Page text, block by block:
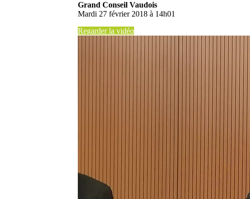
Grand Conseil Vaudois
Mardi 27 février 2018 à 14h01
Regarder la vidéo